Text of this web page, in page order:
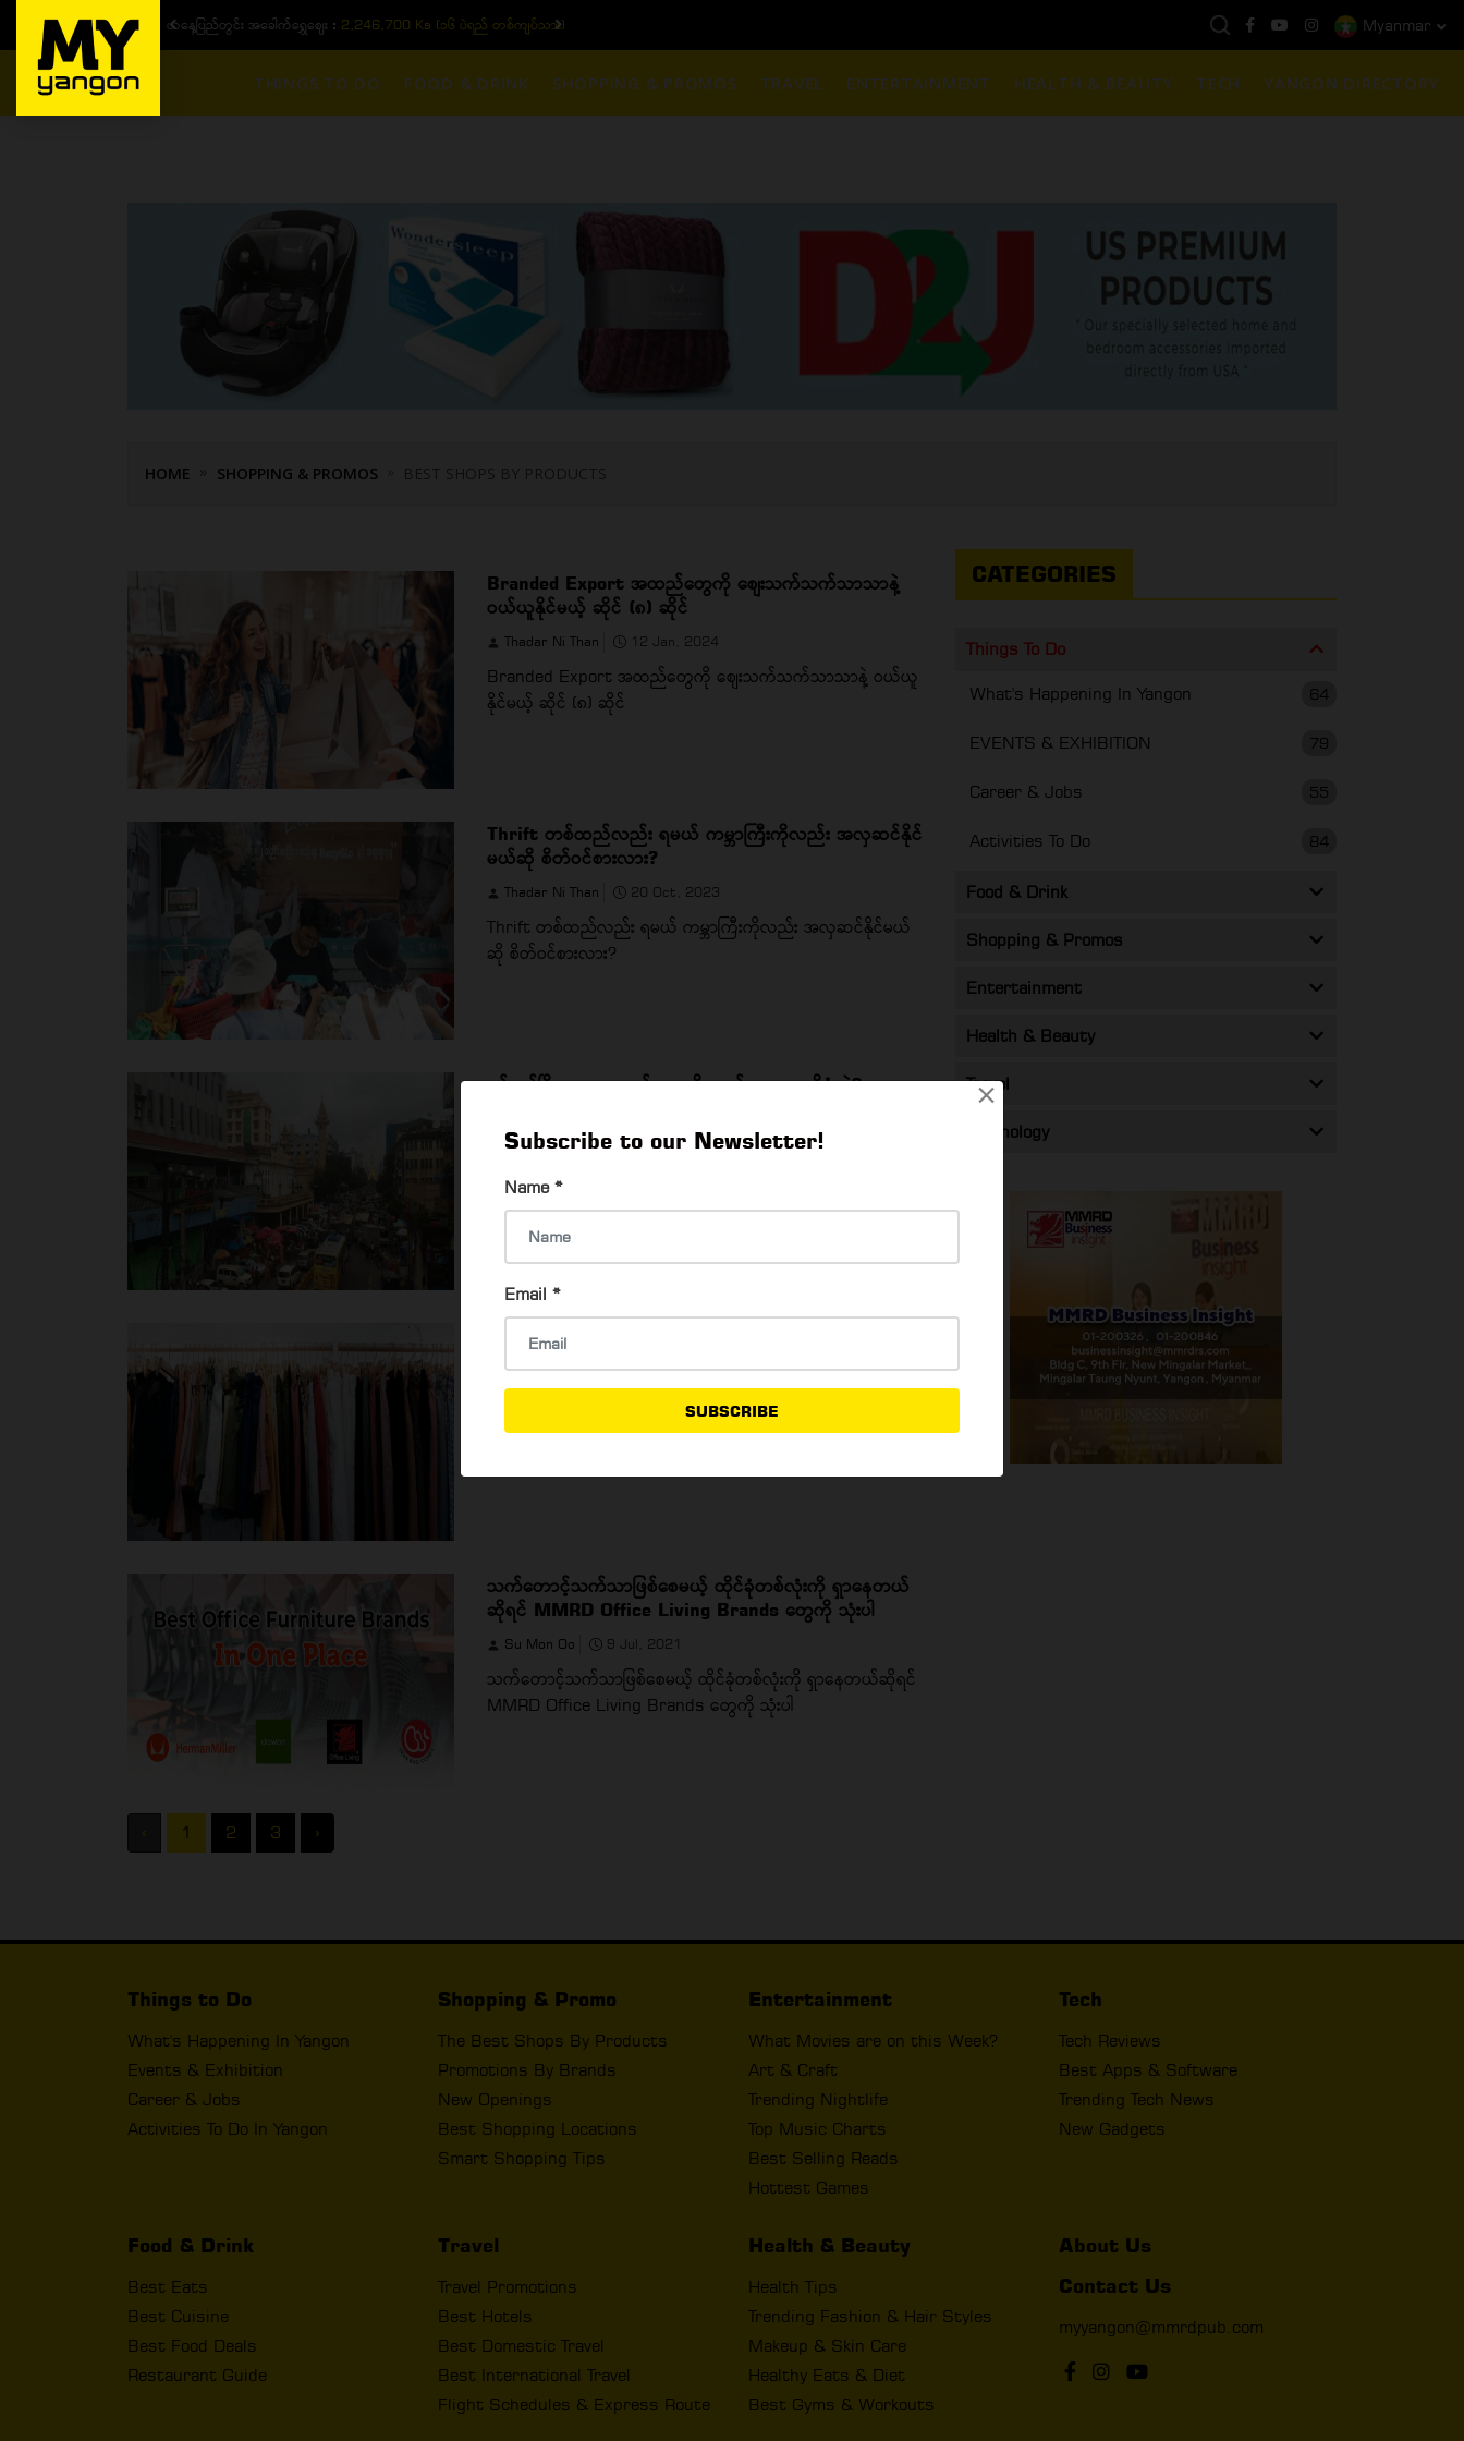
×
Subscribe to our Newsletter!
Name *
Email *
SUBSCRIBE
2,246,700 Ks (၁၆ ပဲရည် တစ်ကျပ်သား) ယနေ့ပြည်တွင်း ၁၅ ပဲရည်ရွှေဈေး : ယနေ့ကမ္ဘာ့ရွှေဈ
Myanmar
THINGS TO DO FOOD & DRINK SHOPPING & PROMOS TRAVEL ENTERTAINMENT HEALTH & BEAUTY TECH YANGON DIRECTORY
HOME SHOPPING & PROMOS BEST SHOPS BY PRODUCTS
Branded Export အထည်တွေကို စျေးသက်သက်သာသာနဲ့
ဝယ်ယူနိုင်မယ့် ဆိုင် (၈) ဆိုင်
Thadar Ni Than 12 Jan, 2024
Branded Export အထည်တွေကို စျေးသက်သက်သာသာနဲ့ ဝယ်ယူ
နိုင်မယ့် ဆိုင် (၈) ဆိုင်
Thrift တစ်ထည်လည်း ရမယ် ကမ္ဘာကြီးကိုလည်း အလှဆင်နိုင်
မယ်ဆို စိတ်ဝင်စားလား?
Thadar Ni Than 20 Oct, 2023
Thrift တစ်ထည်လည်း ရမယ် ကမ္ဘာကြီးကိုလည်း အလှဆင်နိုင်မယ်
ဆို စိတ်ဝင်စားလား?
ရန်ကုန်မြို့မှာ ဘာပစ္စည်းတွေဆို ဘယ်နေရာမှာ ပိုစုံလဲ?
ရန်ကုန်မြို့မှာ ဘာပစ္စည်းတွေဆို ဘယ်နေရာမှာ ပိုစုံလဲ?
ဘေထုပ်အထည် (THRIFT) တွေကို ဘာကြောင့် လူစိတ်ဝင်စား
Thadar Ni Than 17 Aug, 2022
ဘေထုပ်အထည် (THRIFT) တွေကို ဘာကြောင့် လူစိတ်ဝင်စားလာကြ
သက်တောင့်သက်သာဖြစ်စေမယ့် ထိုင်ခုံတစ်လုံးကို ရှာနေတယ်
ဆိုရင် MMRD Office Living Brands တွေကို သုံးပါ
Su Mon Oo 9 Jul, 2021
သက်တောင့်သက်သာဖြစ်စေမယ့် ထိုင်ခုံတစ်လုံးကို ရှာနေတယ်ဆိုရင်
MMRD Office Living Brands တွေကို သုံးပါ
‹ 1 2 3 ›
CATEGORIES
Things To Do
64
What's Happening In Yangon
79
EVENTS & EXHIBITION
55
Career & Jobs
84
Activities To Do
Food & Drink
Shopping & Promos
Entertainment
Health & Beauty
Travel
Technology
Things to Do
What's Happening In Yangon
Events & Exhibition
Career & Jobs
Activities To Do In Yangon
Shopping & Promo
The Best Shops By Products
Promotions By Brands
New Openings
Best Shopping Locations
Smart Shopping Tips
Entertainment
What Movies are on this Week?
Art & Craft
Trending Nightlife
Top Music Charts
Best Selling Reads
Hottest Games
Tech
Tech Reviews
Best Apps & Software
Trending Tech News
New Gadgets
Food & Drink
Best Eats
Best Cuisine
Best Food Deals
Restaurant Guide
Travel
Travel Promotions
Best Hotels
Best Domestic Travel
Best International Travel
Flight Schedules & Express Route
Health & Beauty
Health Tips
Trending Fashion & Hair Styles
Makeup & Skin Care
Healthy Eats & Diet
Best Gyms & Workouts
About Us
Contact Us
myyangon@mmrdpub.com